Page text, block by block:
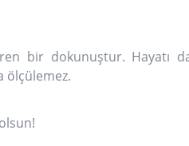
bir dokunuştur. Hayatı
ölçülemez.